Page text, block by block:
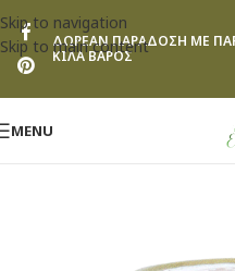
Skip to navigation
Skip to main content
ΔΩΡΕΑΝ ΠΑΡΑΔΟΣΗ ΜΕ
ΚΙΛΑ ΒΑΡΟΣ
MENU